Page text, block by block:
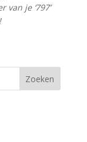
je ‘797’